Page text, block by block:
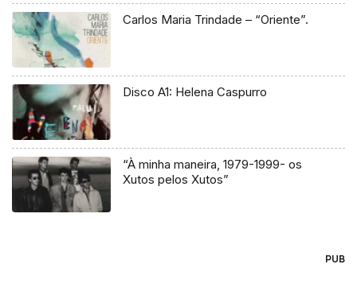
Carlos Maria Trindade – “Oriente”.
Disco A1: Helena Caspurro
“À minha maneira, 1979-1999- os
Xutos pelos Xutos”
PUB